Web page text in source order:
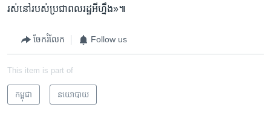
រស់​នៅ​របស់​ប្រជា​ពលរដ្ឋ​អី​ហ្នឹង»៕
ចែករំលែក Follow us
This item is part of
កម្ពុជា នយោបាយ